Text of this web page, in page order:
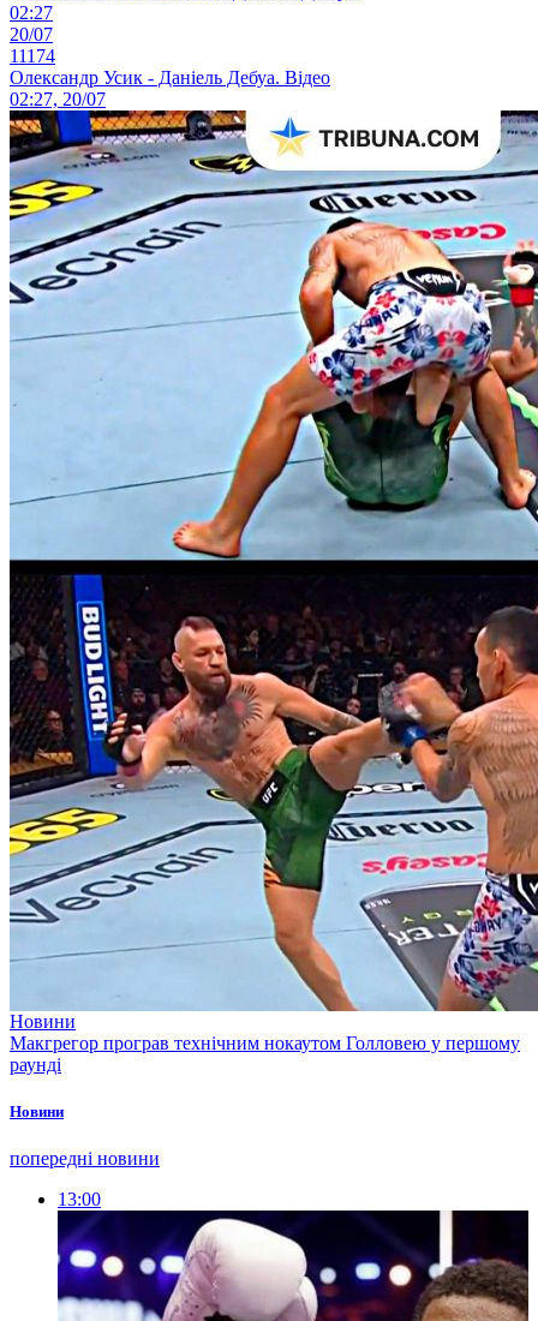
02:27
20/07
11174
Олександр Усик - Даніель Дебуа. Відео
02:27, 20/07
Новини
Макгрегор програв технічним нокаутом Голловею у першому
раунді
Новини
попередні новини
13:00